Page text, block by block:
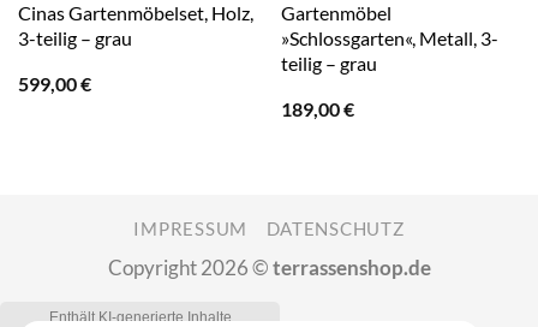
Cinas Gartenmöbelset, Holz,
3-teilig – grau
599,00€
Gartenmöbel
»Schlossgarten«, Metall, 3-
teilig – grau
189,00€
IMPRESSUM DATENSCHUTZ
Copyright 2026 ©terrassenshop.de